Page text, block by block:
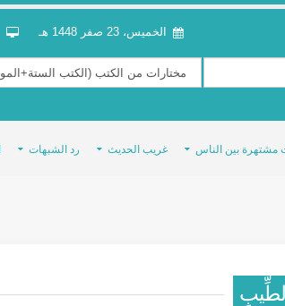
الخميس، 23 صفر 1448 هـ
مشتهرة بين الناس غريب الحديث رد الشبهات